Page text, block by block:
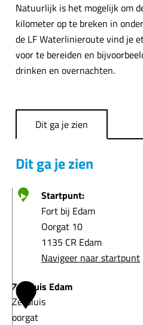
Natuurlijk is het mogelijk om
kilometer op te breken in
de LF Waterlinieroute vind je
voor te bereiden en
drinken en overnachten.
Dit ga je zien
Dit ga je zien
Startpunt:
Fort bij Edam
Oorgat 10
1135 CR Edam
Navigeer naar startpunt
1
Zeesluis Edam
Zeesluis
oorgat